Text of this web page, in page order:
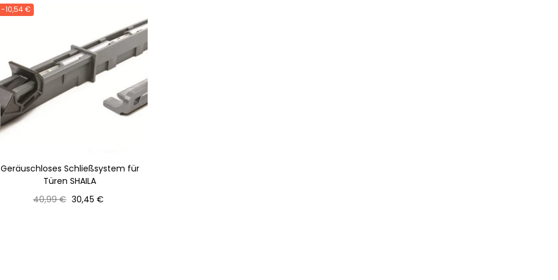
-10,54 €
Geräuschloses Schließsystem für
Türen SHAILA
Normaler
40,99 € Preis
30,45 €